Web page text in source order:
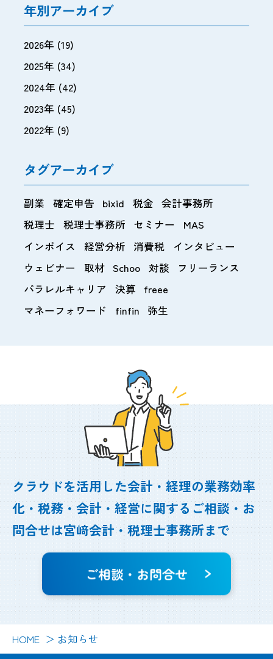
年別アーカイブ
2026年 (19)
2025年 (34)
2024年 (42)
2023年 (45)
2022年 (9)
タグアーカイブ
副業 確定申告 bixid 税金 会計事務所
税理士
税理士事務所 セミナー
MAS
インボイス
経営分析 消費税
インタビュー
ウェビナー
取材 Schoo 対談
フリーランス
パラレルキャリア
決算
freee
マネーフォワード
finfin 弥生
クラウドを活用した会計・経理の業務効率
化・税務・会計・経営に関するご相談・お
問合せは宮﨑会計・税理士事務所まで
ご相談・お問合せ
HOME お知らせ